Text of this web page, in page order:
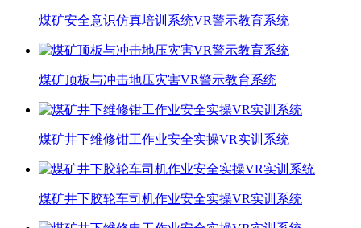
煤矿安全意识仿真培训系统VR警示教育系统
煤矿顶板与冲击地压灾害VR警示教育系统
煤矿井下维修钳工作业安全实操VR实训系统
煤矿井下胶轮车司机作业安全实操VR实训系统